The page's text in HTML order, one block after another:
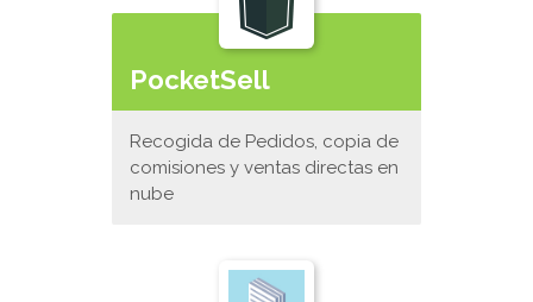
PocketSell
Recogida de Pedidos, copia de
comisiones y ventas directas en
nube